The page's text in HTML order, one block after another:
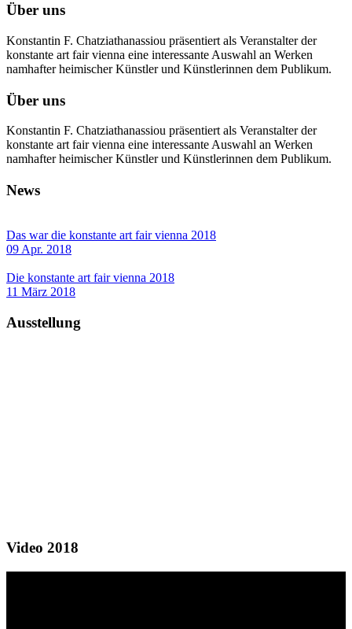
Über uns
Konstantin F. Chatziathanassiou präsentiert als Veranstalter der
konstante art fair vienna eine interessante Auswahl an Werken
namhafter heimischer Künstler und Künstlerinnen dem Publikum.
Über uns
Konstantin F. Chatziathanassiou präsentiert als Veranstalter der
konstante art fair vienna eine interessante Auswahl an Werken
namhafter heimischer Künstler und Künstlerinnen dem Publikum.
News
Das war die konstante art fair vienna 2018
09 Apr. 2018
Die konstante art fair vienna 2018
11 März 2018
Ausstellung
Video 2018